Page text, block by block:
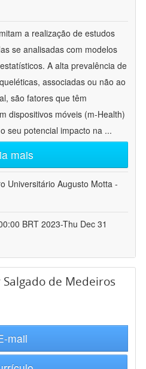
a realização de estudos
se analisadas com modelos
A alta prevalência de
associadas ou não ao
são fatores que têm
dispositivos móveis (m-Health)
seu potencial impacto na ...
mais
Universitário Augusto Motta -
BRT 2023-Thu Dec 31
de Medeiros
mail